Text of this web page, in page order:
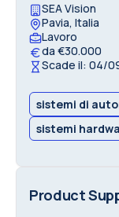
SEA Vision
Pavia, Italia
Lavoro
da €30.000
Scade il: 04/
sistemi di
sistemi
Product